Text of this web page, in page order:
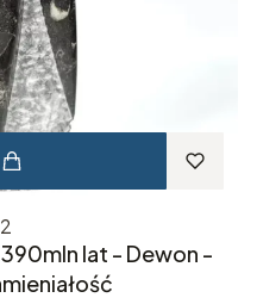
lat - Dewon -